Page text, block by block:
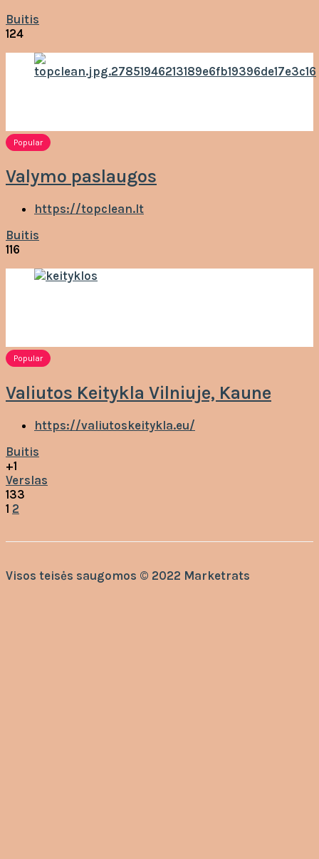
Buitis
124
Popular
Valymo paslaugos
https://topclean.lt
Buitis
116
Popular
Valiutos Keitykla Vilniuje, Kaune
https://valiutoskeitykla.eu/
Buitis
+1
Verslas
133
1 2
Visos teisės saugomos © 2022 Marketrats